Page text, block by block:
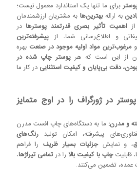
برای ما تنها یک استاندارد معمول نیست؛
به ارائه بهترین‌هابه مشتریان ارزشمندمان
ازاهمیت تأثیر بصری قدرتمند پوسترها در
و اطلاع‌رسانی شما، ازپیشرفته‌ترین
مرغوب‌ترین مواد اولیه موجود در صنعت بهره
از این است که هر پوستر چاپ شده در
دقت بی‌پایان و کیفیت استثنایی در کار ما
در ژورگراف را در اوج متمایز
و مدرن: ما به دستگاه‌های چاپ افست مدرن
پیشرفته، امکان تولیدرنگ‌های
، و نمایشجزئیات بسیار ظریف را فراهم
قابلیتچاپ با کیفیت بالا را درتمامی تیراژها،
عمده، تضمین می‌کنند.